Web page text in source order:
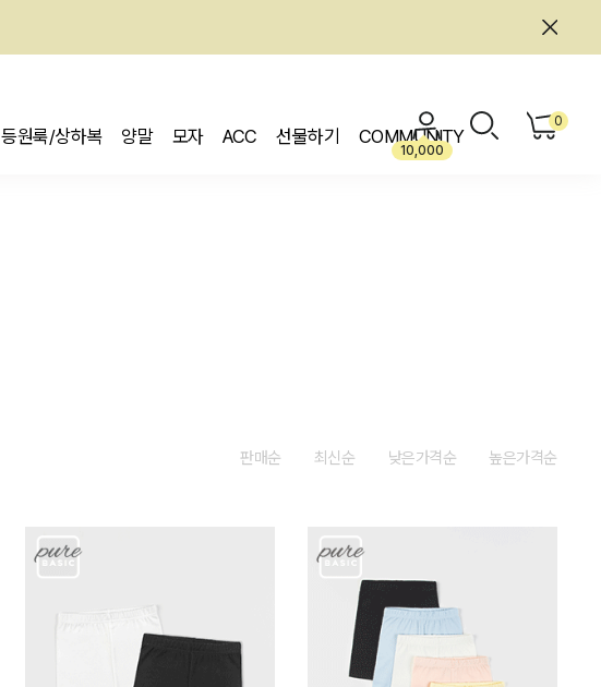
등원룩/상하복 양말 모자 ACC 선물하기 COMMUNITY
10,000
0
판매순 최신순 낮은가격순 높은가격순